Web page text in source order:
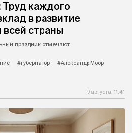
каждого
в развитие
всей страны
праздник отмечают
#губернатор
#Александр Моор
9 августа, 11:41